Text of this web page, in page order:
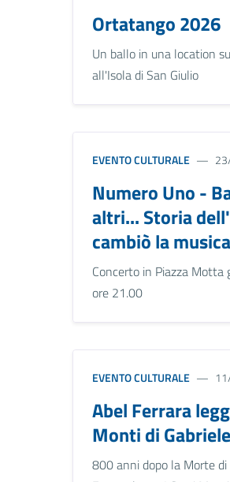
Ortatango 2026
Un ballo in una location
all'Isola di San Giulio
EVENTO CULTURALE
Numero Uno -
altri... Storia
cambiò la
Concerto in Piazza Motta
ore 21.00
EVENTO CULTURALE
Abel Ferrara
Monti di
800 anni dopo la Morte di